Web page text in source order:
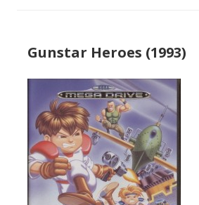
Gunstar Heroes (1993)